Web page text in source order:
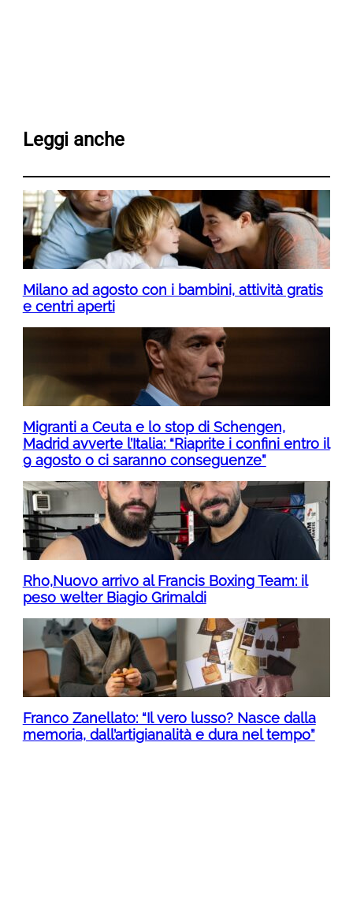
Leggi anche
Milano ad agosto con i bambini, attività gratis
e centri aperti
Migranti a Ceuta e lo stop di Schengen,
Madrid avverte l’Italia: “Riaprite i confini entro il
9 agosto o ci saranno conseguenze”
Rho,Nuovo arrivo al Francis Boxing Team: il
peso welter Biagio Grimaldi
Franco Zanellato: “Il vero lusso? Nasce dalla
memoria, dall’artigianalità e dura nel tempo”